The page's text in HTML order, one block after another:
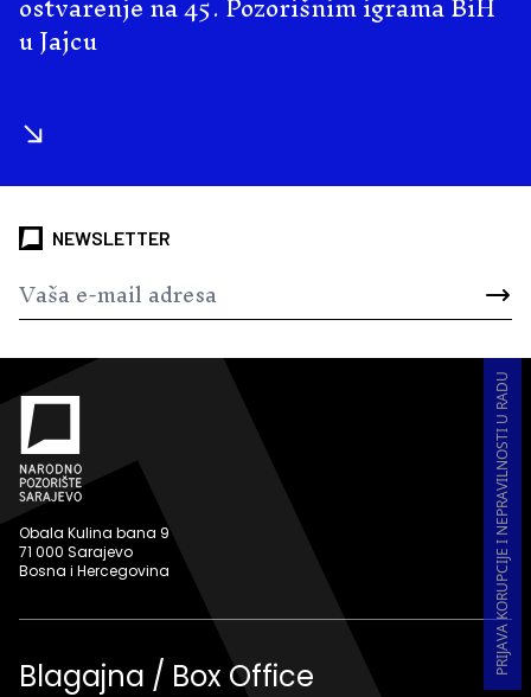
u Jajcu
NEWSLETTER
PRIJAVA KORUPCIJE I NEPRAVILNOSTI U RADU
Obala Kulina bana 9
71 000 Sarajevo
Bosna i Hercegovina
Blagajna / Box Office